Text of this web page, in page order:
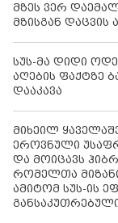
მზეს ვერ
მზისგან დაცვის
სუს-მა დიდი
აღების ფაქტზე
დააკავა
მიხეილ
ეროვნული
და მოიცავს
რომელთა
ამიტომ სუს-ის